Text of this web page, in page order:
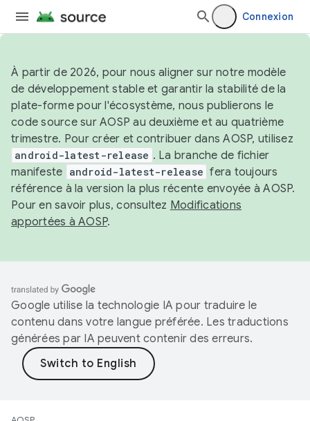
Connexion
À partir de 2026, pour nous aligner sur notre modèle
de développement stable et garantir la stabilité de la
plate-forme pour l'écosystème, nous publierons le
code source sur AOSP au deuxième et au quatrième
trimestre. Pour créer et contribuer dans AOSP, utilisez
android-latest-release . La branche de fichier
manifeste android-latest-release fera toujours
référence à la version la plus récente envoyée à AOSP.
Pour en savoir plus, consultez Modifications
apportées à AOSP.
Google utilise la technologie IA pour traduire le
contenu dans votre langue préférée. Les traductions
générées par IA peuvent contenir des erreurs.